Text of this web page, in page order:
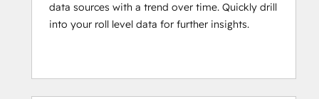
data sources with a trend over time. Quickly drill
into your roll level data for further insights.